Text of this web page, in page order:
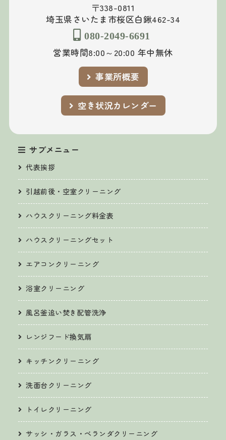
〒338-0811
埼玉県さいたま市桜区白鍬462-34
080-2049-6691
営業時間8:00～20:00 年中無休
事業所概要
空き状況カレンダー
サブメニュー
代表挨拶
引越前後・空室クリーニング
ハウスクリーニング料金表
ハウスクリーニングセット
エアコンクリーニング
浴室クリーニング
風呂釜追い焚き配管洗浄
レンジフード換気扇
キッチンクリーニング
洗面台クリーニング
トイレクリーニング
サッシ・ガラス・ベランダクリーニング